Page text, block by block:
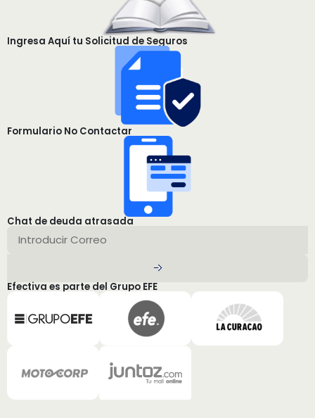
Ingresa Aquí tu Solicitud de Seguros
Formulario No Contactar
Chat de deuda atrasada
Efectiva es parte del Grupo EFE